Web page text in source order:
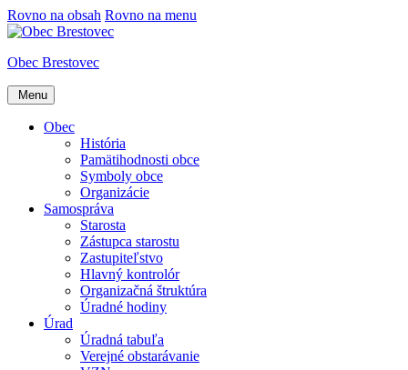
Rovno na obsah Rovno na menu
Obec Brestovec
Menu
Obec
História
Pamätihodnosti obce
Symboly obce
Organizácie
Samospráva
Starosta
Zástupca starostu
Zastupiteľstvo
Hlavný kontrolór
Organizačná štruktúra
Úradné hodiny
Úrad
Úradná tabuľa
Verejné obstarávanie